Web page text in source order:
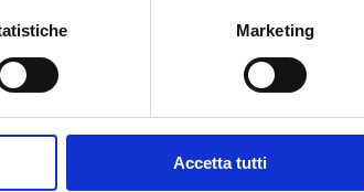
Marketing
Accetta tutti